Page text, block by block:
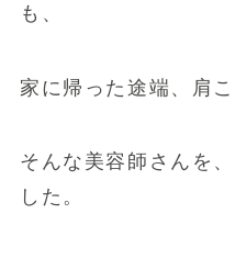
も、
家に帰った途端、肩
そんな美容師さんを
した。